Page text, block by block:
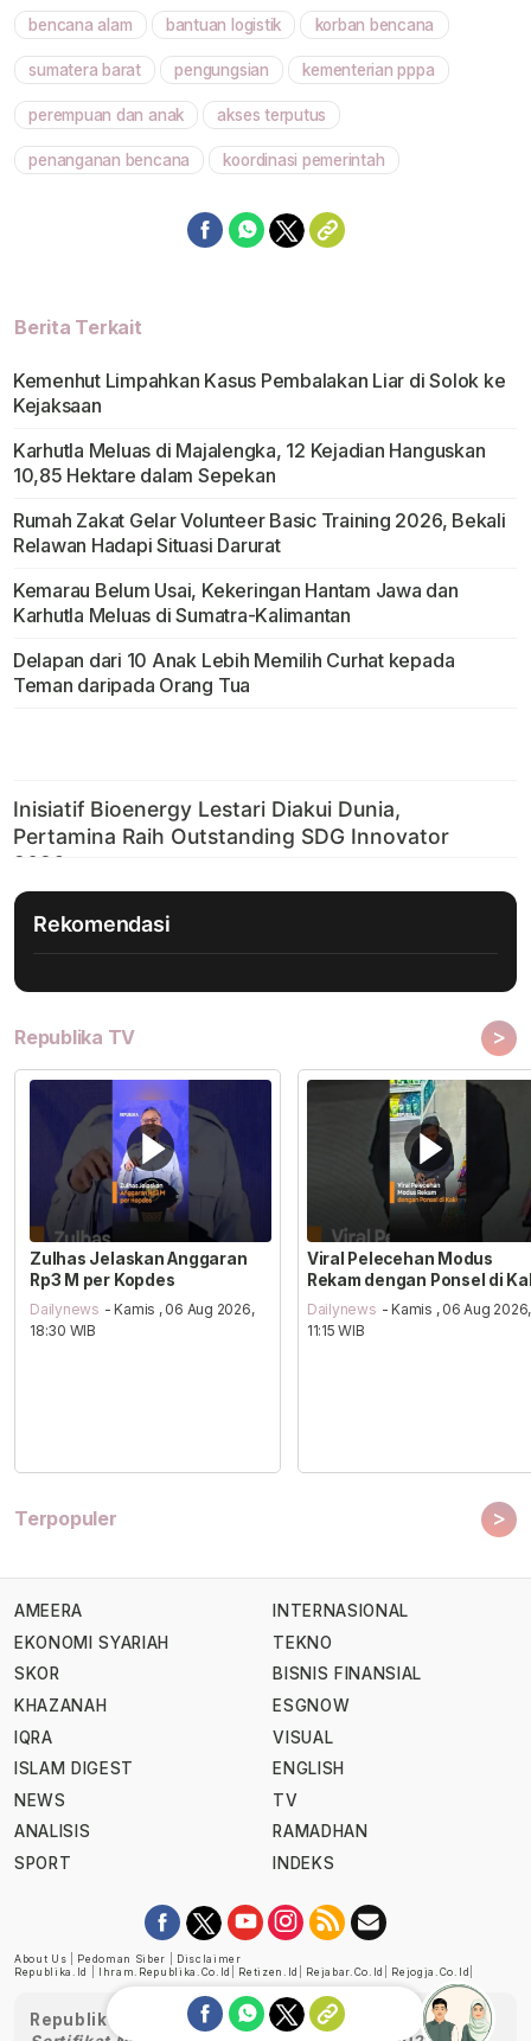
Mute
bencana alam bantuan logistik korban bencana
sumatera barat pengungsian kementerian pppa
perempuan dan anak akses terputus
penanganan bencana koordinasi pemerintah
Berita Terkait
Kemenhut Limpahkan Kasus Pembalakan Liar di Solok ke
Kejaksaan
Karhutla Meluas di Majalengka, 12 Kejadian Hanguskan
10,85 Hektare dalam Sepekan
Rumah Zakat Gelar Volunteer Basic Training 2026, Bekali
Relawan Hadapi Situasi Darurat
Kemarau Belum Usai, Kekeringan Hantam Jawa dan
Karhutla Meluas di Sumatra-Kalimantan
Delapan dari 10 Anak Lebih Memilih Curhat kepada
Teman daripada Orang Tua
Rekomendasi
Republika TV >
Zulhas Jelaskan Anggaran
Rp3 M per Kopdes
Dailynews - Kamis , 06 Aug 2026,
18:30 WIB
Viral Pelecehan Modus
Rekam dengan Ponsel di
Dailynews - Kamis , 06 Aug 2026,
11:15 WIB
Terpopuler >
AMEERA
EKONOMI SYARIAH
SKOR
KHAZANAH
IQRA
ISLAM DIGEST
NEWS
ANALISIS
SPORT
INTERNASIONAL
TEKNO
BISNIS FINANSIAL
ESGNOW
VISUAL
ENGLISH
TV
RAMADHAN
INDEKS
About Us Pedoman Siber
Disclaimer
Republika.id
Ihram.republika.co.id Retizen.id Rejabar.co.id Rejogja.co.id
Republika telah diverifikasi oleh Dewan Pers